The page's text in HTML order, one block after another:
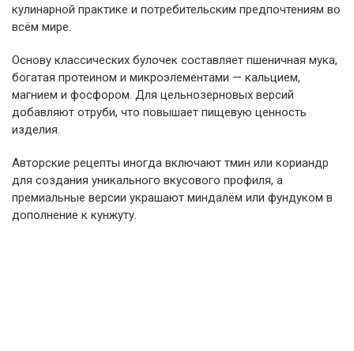
кулинарной практике и потребительским предпочтениям во
всём мире.
Основу классических булочек составляет пшеничная мука,
богатая протеином и микроэлементами — кальцием,
магнием и фосфором. Для цельнозерновых версий
добавляют отруби, что повышает пищевую ценность
изделия.
Авторские рецепты иногда включают тмин или кориандр
для создания уникального вкусового профиля, а
премиальные версии украшают миндалём или фундуком в
дополнение к кунжуту.